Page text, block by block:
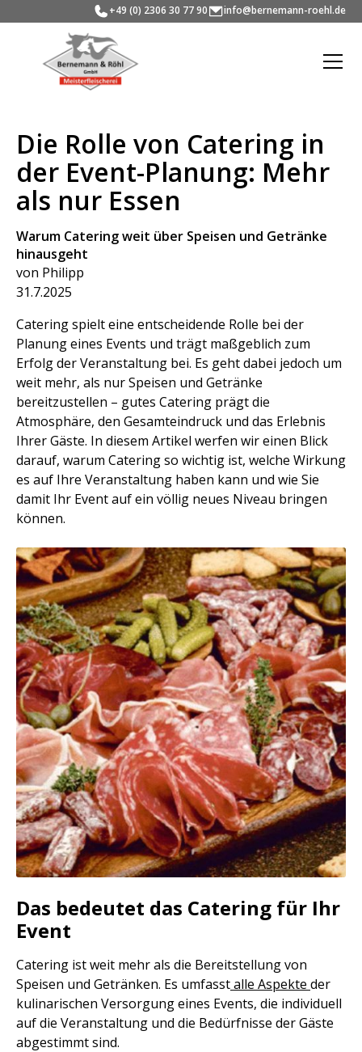
+49 (0) 2306 30 77 90 info@bernemann-roehl.de
Die Rolle von Catering in
der Event-Planung: Mehr
als nur Essen
Warum Catering weit über Speisen und Getränke
hinausgeht
von Philipp
31.7.2025
Catering spielt eine entscheidende Rolle bei der
Planung eines Events und trägt maßgeblich zum
Erfolg der Veranstaltung bei. Es geht dabei jedoch um
weit mehr, als nur Speisen und Getränke
bereitzustellen – gutes Catering prägt die
Atmosphäre, den Gesamteindruck und das Erlebnis
Ihrer Gäste. In diesem Artikel werfen wir einen Blick
darauf, warum Catering so wichtig ist, welche Wirkung
es auf Ihre Veranstaltung haben kann und wie Sie
damit Ihr Event auf ein völlig neues Niveau bringen
können.
Das bedeutet das Catering für Ihr
Event
Catering ist weit mehr als die Bereitstellung von
Speisen und Getränken. Es umfasstalle Aspekte der
kulinarischen Versorgung eines Events, die individuell
auf die Veranstaltung und die Bedürfnisse der Gäste
abgestimmt sind.